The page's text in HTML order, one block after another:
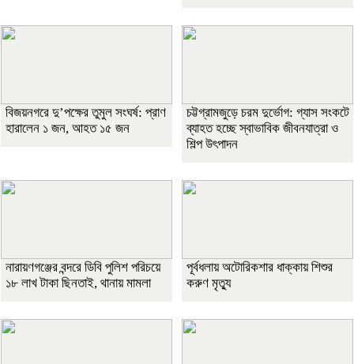
বিজয়নগরে দু’পক্ষের তুমুল সংঘর্ষ: প্রাণ
হারালেন ১ জন, আহত ১৫ জন
চট্টগ্রামজুড়ে চরম দুর্ভোগ: গ্যাস সংকটে
ব্যাহত হচ্ছে স্বাভাবিক জীবনযাত্রা ও
শিল্প উৎপাদন
নারায়ণগঞ্জের বন্দরে ডিবি পুলিশ পরিচয়ে
১৮ লাখ টাকা ছিনতাই, থানায় মামলা
পূর্বধলায় অটোরিকশার ধাক্কায় শিশুর
করুণ মৃত্যু